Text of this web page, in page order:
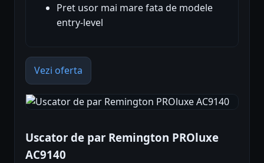
Pret usor mai mare fata de modele
entry-level
Vezi oferta
Uscator de par Remington PROluxe
AC9140